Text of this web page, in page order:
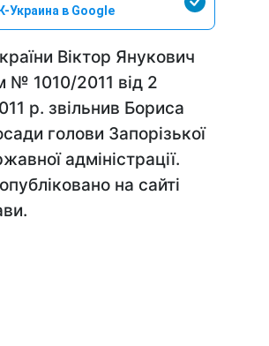
Украина в Google
Віктор Янукович
№ 1010/2011 від 2
р. звільнив Бориса
голови Запорізької
адміністрації.
на сайті